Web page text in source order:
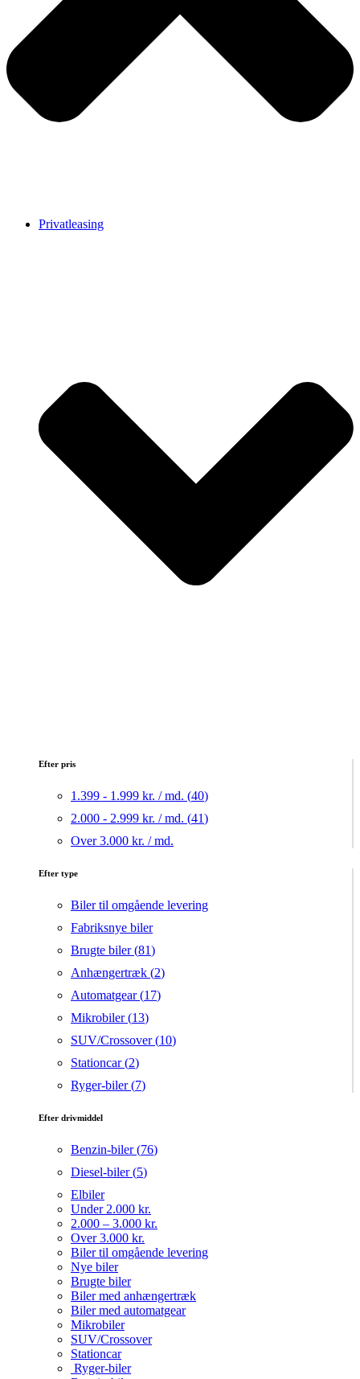
Privatleasing
Efter pris
1.399 - 1.999 kr. / md. (40)
2.000 - 2.999 kr. / md. (41)
Over 3.000 kr. / md.
Efter type
Biler til omgående levering
Fabriksnye biler
Brugte biler (81)
Anhængertræk (2)
Automatgear (17)
Mikrobiler (13)
SUV/Crossover (10)
Stationcar (2)
Ryger-biler (7)
Efter drivmiddel
Benzin-biler (76)
Diesel-biler (5)
Elbiler
Under 2.000 kr.
2.000 – 3.000 kr.
Over 3.000 kr.
Biler til omgående levering
Nye biler
Brugte biler
Biler med anhængertræk
Biler med automatgear
Mikrobiler
SUV/Crossover
Stationcar
Ryger-biler